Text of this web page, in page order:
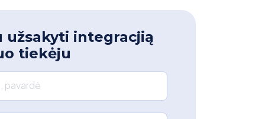
užsakyti integracjią
tiekėju
pavardė